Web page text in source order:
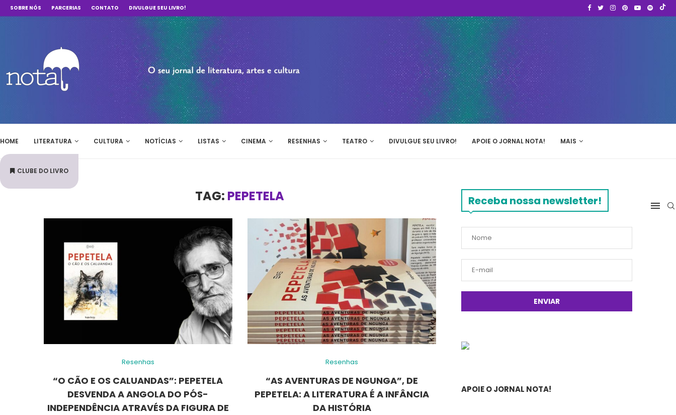
SOBRE NÓS PARCERIAS CONTATO DIVULGUE SEU LIVRO!
HOME LITERATURA CULTURA NOTÍCIAS LISTAS CINEMA RESENHAS TEATRO DIVULGUE SEU LIVRO! APOIE O JORNAL NOTA! MAIS
CLUBE DO LIVRO
TAG: PEPETELA
Resenhas
“O CÃO E OS CALUANDAS”: PEPETELA
DESVENDA A ANGOLA DO PÓS-
INDEPENDÊNCIA ATRAVÉS DA FIGURA DE
Resenhas
“AS AVENTURAS DE NGUNGA”, DE
PEPETELA: A LITERATURA É A INFÂNCIA
DA HISTÓRIA
Receba nossa newsletter!
APOIE O JORNAL NOTA!